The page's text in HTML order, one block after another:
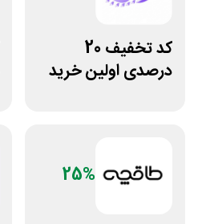
کد تخفیف 20
درصدی اولین خرید
25%